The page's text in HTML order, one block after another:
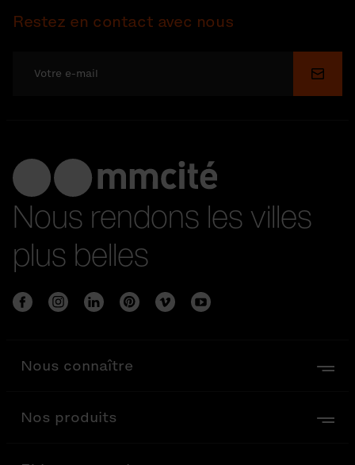
Restez en contact avec nous
Nous rendons les villes
plus belles
Nous connaître
Nos produits